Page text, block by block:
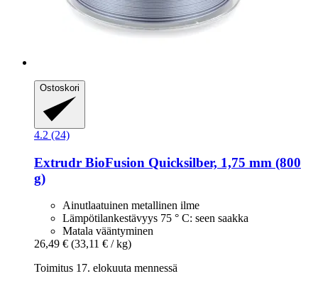
Ostoskori
4.2 (24)
Extrudr BioFusion Quicksilber, 1,75 mm (800
g)
Ainutlaatuinen metallinen ilme
Lämpötilankestävyys 75 ° C: seen saakka
Matala vääntyminen
26,49 € (33,11 € / kg)
Toimitus 17. elokuuta mennessä